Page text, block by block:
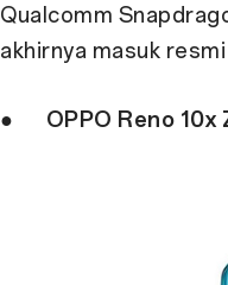
Qualcomm
akhirnya masuk
● OPPO Reno 10x